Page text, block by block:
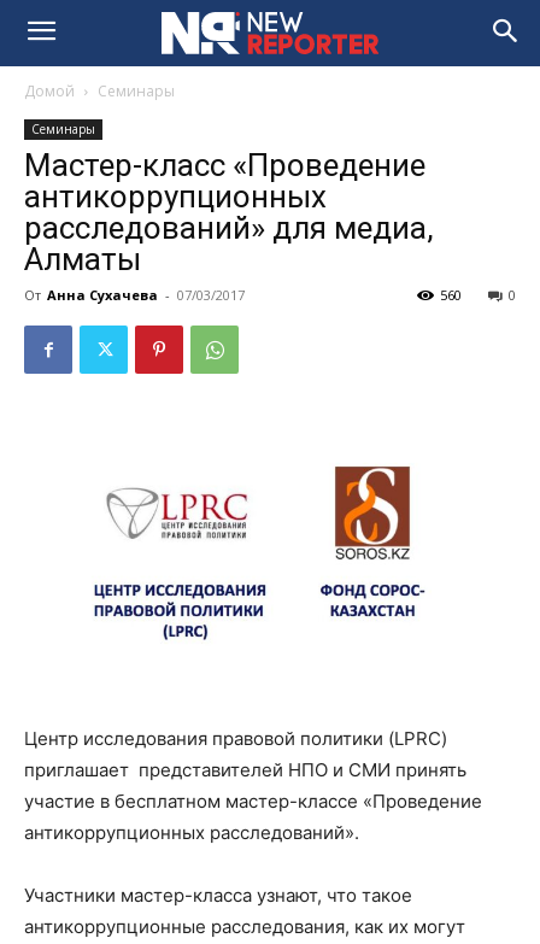
Домой Семинары
Семинары
Мастер-класс «Проведение
антикоррупционных
расследований» для медиа,
Алматы
От Анна Сухачева - 07/03/2017 0
560
Центр исследования правовой политики (LPRC)
приглашает представителей НПО и СМИ принять
участие в бесплатном мастер-классе «Проведение
антикоррупционных расследований».
Участники мастер-класса узнают, что такое
антикоррупционные расследования, как их могут